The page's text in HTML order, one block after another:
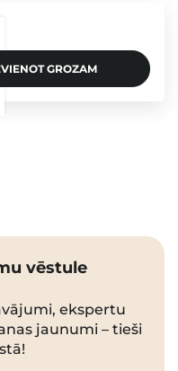
GROZAM
vēstule
ekspertu
jaunumi – tieši